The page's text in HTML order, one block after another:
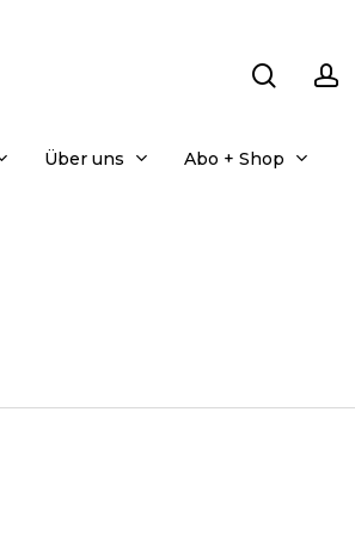
Über uns Abo + Shop